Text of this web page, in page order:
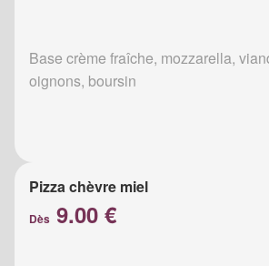
Base crème fraîche, mozzarella,
oignons, boursin
Pizza chèvre miel
Dès 9.00 €